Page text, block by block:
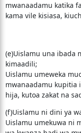
mwanaadamu katika
kama vile kisiasa,
(e)Uislamu una ibada
kimaadili;
Uislamu umeweka
mwanaadamu kupitia
hija, kutoa zakat na
(f)Uislamu ni dini ya
Uislamu umekuwa ni